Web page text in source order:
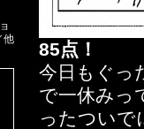
他
85点！
今日もぐっ
で一休みっ
ったついで